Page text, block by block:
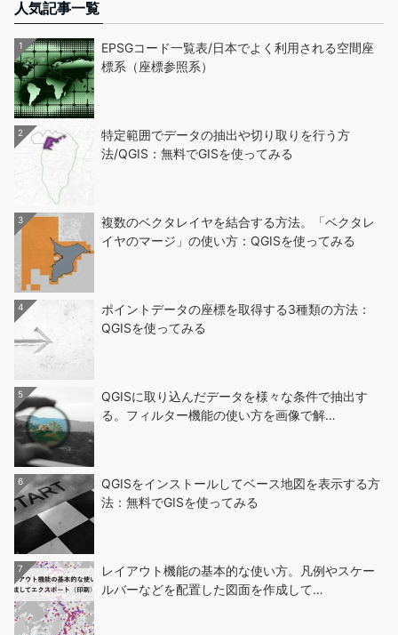
人気記事一覧
1
EPSGコード一覧表/日本でよく利用される空間座
標系（座標参照系）
2
特定範囲でデータの抽出や切り取りを行う方
法/QGIS：無料でGISを使ってみる
3
複数のベクタレイヤを結合する方法。「ベクタレ
イヤのマージ」の使い方：QGISを使ってみる
4
ポイントデータの座標を取得する3種類の方法：
QGISを使ってみる
5
QGISに取り込んだデータを様々な条件で抽出す
る。フィルター機能の使い方を画像で解…
6
QGISをインストールしてベース地図を表示する方
法：無料でGISを使ってみる
7
レイアウト機能の基本的な使い方。凡例やスケー
ルバーなどを配置した図面を作成して…